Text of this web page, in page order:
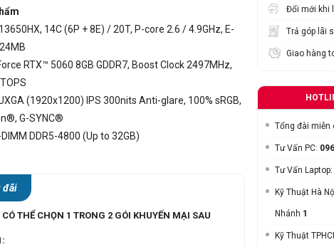
14C (6P + 8E) / 20T, P-core 2.6 / 4.9GHz, E-
RTX™ 5060 8GB GDDR7, Boost Clock 2497MHz,
(1920x1200) IPS 300nits Anti-glare, 100% sRGB,
G-SYNC®
DDR5-4800 (Up to 32GB)
đãi
THỂ CHỌN 1 TRONG 2 GÓI KHUYẾN MẠI SAU
Đổi mới khi
Trả góp lãi
Giao hàng
Tổng đài miễn
Tư Vấn PC:
Tư Vấn Laptop:
Kỹ Thuật Hà
Nhánh 1
Kỹ Thuật